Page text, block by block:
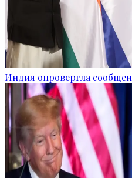
Индия опровергла